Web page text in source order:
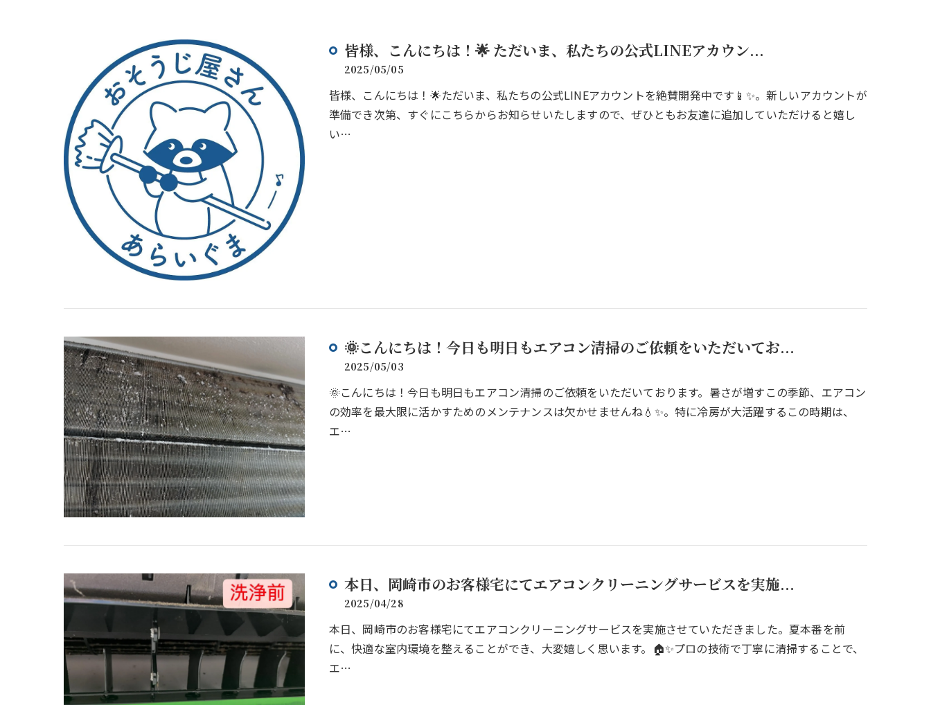
皆様、こんにちは！🌟 ただいま、私たちの公式LINEアカウン...
2025/05/05
皆様、こんにちは！🌟ただいま、私たちの公式LINEアカウントを絶賛開発中です📱✨。新しいアカウントが
準備でき次第、すぐにこちらからお知らせいたしますので、ぜひともお友達に追加していただけると嬉し
い…
🌞こんにちは！今日も明日もエアコン清掃のご依頼をいただいてお...
2025/05/03
🌞こんにちは！今日も明日もエアコン清掃のご依頼をいただいております。暑さが増すこの季節、エアコン
の効率を最大限に活かすためのメンテナンスは欠かせませんね💧✨。特に冷房が大活躍するこの時期は、
エ…
本日、岡崎市のお客様宅にてエアコンクリーニングサービスを実施...
2025/04/28
本日、岡崎市のお客様宅にてエアコンクリーニングサービスを実施させていただきました。夏本番を前
に、快適な室内環境を整えることができ、大変嬉しく思います。🏠✨プロの技術で丁寧に清掃することで、
エ…